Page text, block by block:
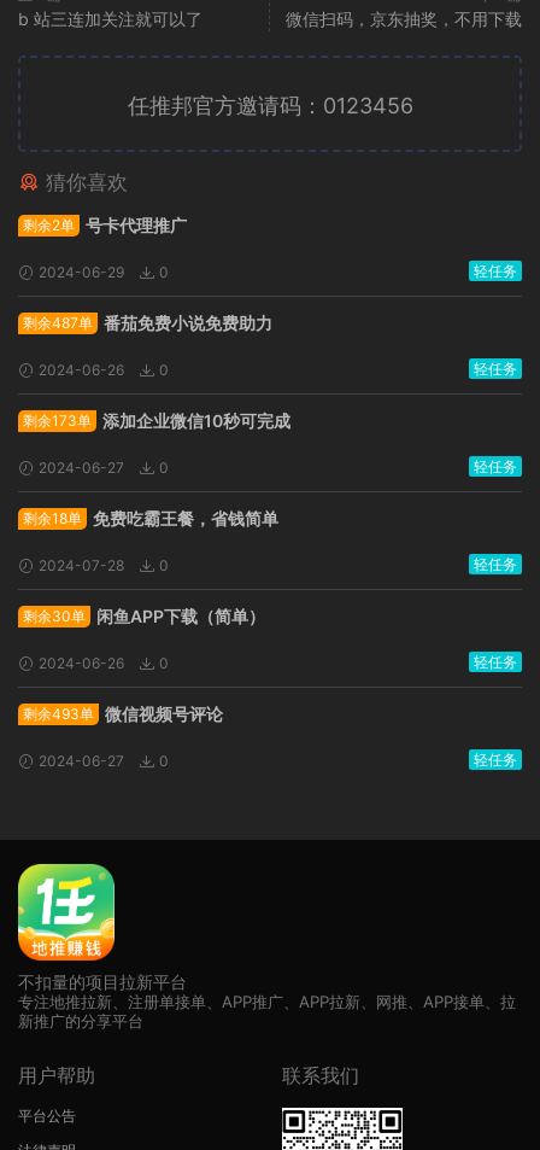
b 站三连加关注就可以了 微信扫码，京东抽奖，不用下载
任推邦官方邀请码：0123456
猜你喜欢
剩余2单 号卡代理推广
2024-06-29 0 轻任务
剩余487单 番茄免费小说免费助力
2024-06-26 0 轻任务
剩余173单 添加企业微信10秒可完成
2024-06-27 0 轻任务
剩余18单 免费吃霸王餐，省钱简单
2024-07-28 0 轻任务
剩余30单 闲鱼APP下载（简单）
2024-06-26 0 轻任务
剩余493单 微信视频号评论
2024-06-27 0 轻任务
不扣量的项目拉新平台
专注地推拉新、注册单接单、APP推广、APP拉新、网推、APP接单、拉
新推广的分享平台
用户帮助
平台公告
联系我们